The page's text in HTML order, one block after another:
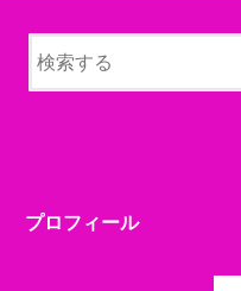
プロフィール